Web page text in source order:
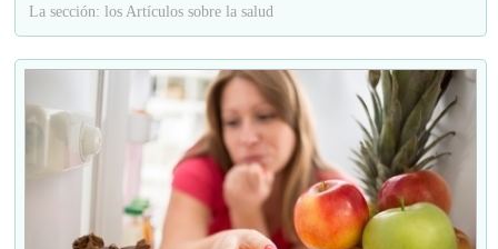
La sección: los Artículos sobre la salud